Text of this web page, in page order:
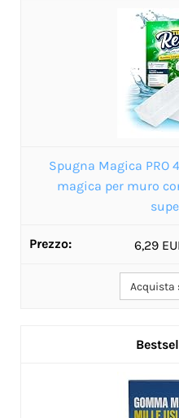
Spugna Magica PRO
magica per muro
6,29
Acquista